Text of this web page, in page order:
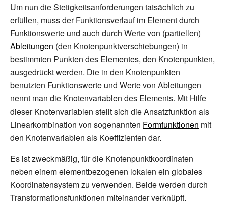
Um nun die Stetigkeitsanforderungen tatsächlich zu
erfüllen, muss der Funktionsverlauf im Element durch
Funktionswerte und auch durch Werte von (partiellen)
Ableitungen (den Knotenpunktverschiebungen) in
bestimmten Punkten des Elementes, den Knotenpunkten,
ausgedrückt werden. Die in den Knotenpunkten
benutzten Funktionswerte und Werte von Ableitungen
nennt man die Knotenvariablen des Elements. Mit Hilfe
dieser Knotenvariablen stellt sich die Ansatzfunktion als
Linearkombination von sogenannten Formfunktionen mit
den Knotenvariablen als Koeffizienten dar.
Es ist zweckmäßig, für die Knotenpunktkoordinaten
neben einem elementbezogenen lokalen ein globales
Koordinatensystem zu verwenden. Beide werden durch
Transformationsfunktionen miteinander verknüpft.